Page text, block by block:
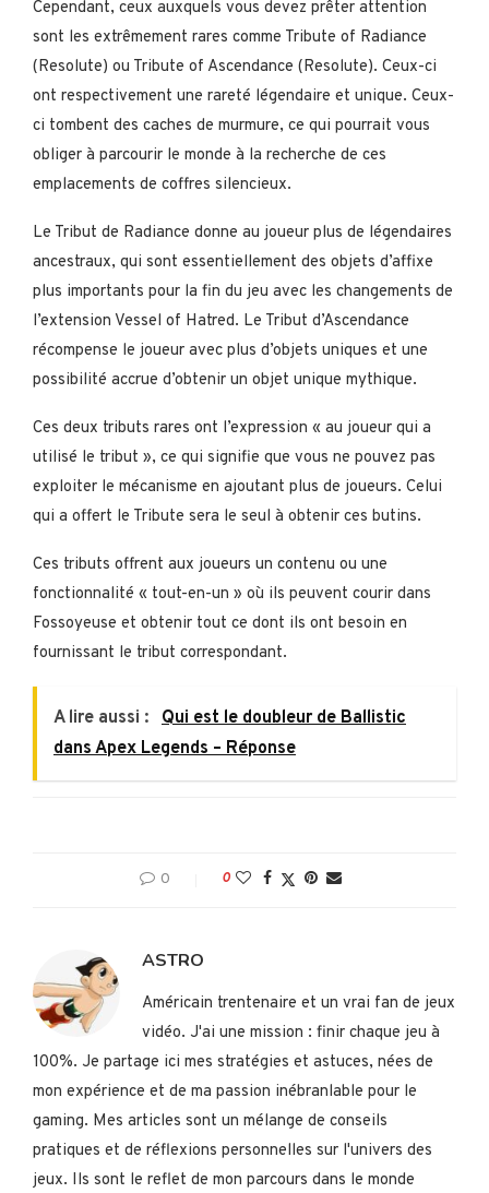
Cependant, ceux auxquels vous devez prêter attention
sont les extrêmement rares comme Tribute of Radiance
(Resolute) ou Tribute of Ascendance (Resolute). Ceux-ci
ont respectivement une rareté légendaire et unique. Ceux-
ci tombent des caches de murmure, ce qui pourrait vous
obliger à parcourir le monde à la recherche de ces
emplacements de coffres silencieux.
Le Tribut de Radiance donne au joueur plus de légendaires
ancestraux, qui sont essentiellement des objets d’affixe
plus importants pour la fin du jeu avec les changements de
l’extension Vessel of Hatred. Le Tribut d’Ascendance
récompense le joueur avec plus d’objets uniques et une
possibilité accrue d’obtenir un objet unique mythique.
Ces deux tributs rares ont l’expression « au joueur qui a
utilisé le tribut », ce qui signifie que vous ne pouvez pas
exploiter le mécanisme en ajoutant plus de joueurs. Celui
qui a offert le Tribute sera le seul à obtenir ces butins.
Ces tributs offrent aux joueurs un contenu ou une
fonctionnalité « tout-en-un » où ils peuvent courir dans
Fossoyeuse et obtenir tout ce dont ils ont besoin en
fournissant le tribut correspondant.
A lire aussi : Qui est le doubleur de Ballistic
dans Apex Legends – Réponse
0 0
ASTRO
Américain trentenaire et un vrai fan de jeux
vidéo. J'ai une mission : finir chaque jeu à
100%. Je partage ici mes stratégies et astuces, nées de
mon expérience et de ma passion inébranlable pour le
gaming. Mes articles sont un mélange de conseils
pratiques et de réflexions personnelles sur l'univers des
jeux. Ils sont le reflet de mon parcours dans le monde